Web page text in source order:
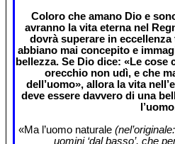
Coloro che amano Dio e
avranno la vita eterna nel
dovrà superare in
abbiano mai concepito e
bellezza. Se Dio dice: «Le cose
orecchio non udì, e che
dell’uomo», allora la vita
deve essere davvero di una
«Ma l’uomo naturale
uomini ‘dal basso’, che